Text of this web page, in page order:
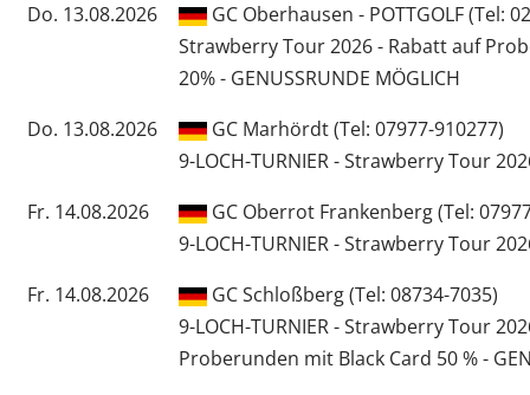
Do. 13.08.2026
GC Oberhausen - POTTGOLF (Tel:
Strawberry Tour 2026 - Rabatt auf
20% - GENUSSRUNDE MÖGLICH
Do. 13.08.2026
GC Marhördt (Tel: 07977-910277)
9-LOCH-TURNIER - Strawberry Tour
Fr. 14.08.2026
GC Oberrot Frankenberg (Tel:
9-LOCH-TURNIER - Strawberry Tour
Fr. 14.08.2026
GC Schloßberg (Tel: 08734-7035)
9-LOCH-TURNIER - Strawberry Tour
Proberunden mit Black Card 50 % -